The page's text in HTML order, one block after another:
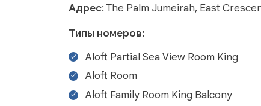
Адрес: The Palm Jumeirah, East
Типы номеров:
Aloft Partial Sea View Room King
Aloft Room
Aloft Family Room King Balcony